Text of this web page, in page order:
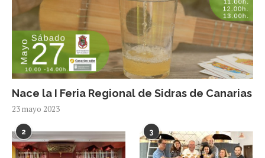
Nace la I Feria Regional de Sidras de Canarias
23 mayo 2023
2 3